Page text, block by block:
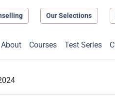
Our Selections
About Courses Test Series